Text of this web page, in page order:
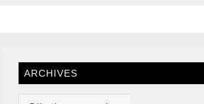
ARCHIVES